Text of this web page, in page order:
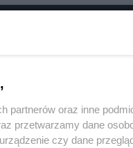
partnerów oraz inne
przetwarzamy dane
czy dane